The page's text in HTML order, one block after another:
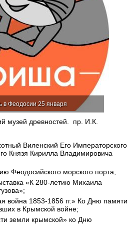
в Феодосии 25 января
музей древностей. пр. И.К.
Виленский Его Императорского
Князя Кирилла Владимировича
Феодосийского морского порта;
«К 280-летию Михаила
война 1853-1856 гг.» Ко Дню памяти
в Крымской войне;
земли крымской» ко Дню